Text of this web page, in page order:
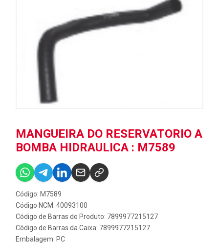
MANGUEIRA DO RESERVATORIO A
BOMBA HIDRAULICA : M7589
Código: M7589
Código NCM: 40093100
Código de Barras do Produto: 7899977215127
Código de Barras da Caixa: 7899977215127
Embalagem: PC